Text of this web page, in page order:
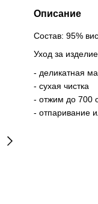
Описание
Состав: 95%
Уход за
- деликатная
- сухая чистка
- отжим до 700
- отпаривание